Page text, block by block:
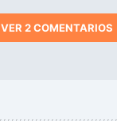
VER2 COMENTARIOS